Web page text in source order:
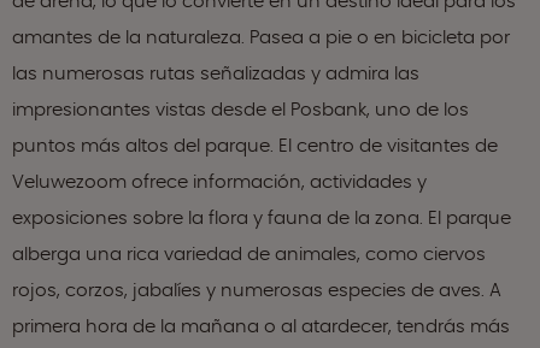
amantes de la naturaleza. Pasea a pie o en bicicleta por
las numerosas rutas señalizadas y admira las
impresionantes vistas desde el Posbank, uno de los
puntos más altos del parque. El centro de visitantes de
Veluwezoom ofrece información, actividades y
exposiciones sobre la flora y fauna de la zona. El parque
alberga una rica variedad de animales, como ciervos
rojos, corzos, jabalíes y numerosas especies de aves. A
primera hora de la mañana o al atardecer, tendrás más